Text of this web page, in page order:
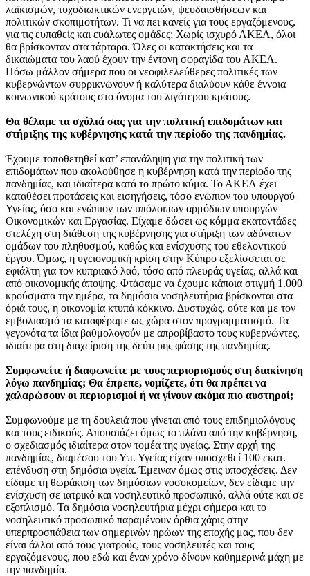
λαϊκισμών, τυχοδιωκτικών ενεργειών, ψευδαισθήσεων και
πολιτικών σκοπιμοτήτων. Τι να πει κανείς για τους εργαζόμενους,
για τις ευπαθείς και ευάλωτες ομάδες; Χωρίς ισχυρό ΑΚΕΛ, όλοι
θα βρίσκονταν στα τάρταρα. Όλες οι κατακτήσεις και τα
δικαιώματα του λαού έχουν την έντονη σφραγίδα του ΑΚΕΛ.
Πόσω μάλλον σήμερα που οι νεοφιλελεύθερες πολιτικές των
κυβερνώντων συρρικνώνουν ή καλύτερα διαλύουν κάθε έννοια
κοινωνικού κράτους στο όνομα του λιγότερου κράτους.
Θα θέλαμε τα σχόλιά σας για την πολιτική επιδομάτων και
στήριξης της κυβέρνησης κατά την περίοδο της πανδημίας.
Έχουμε τοποθετηθεί κατ’ επανάληψη για την πολιτική των
επιδομάτων που ακολούθησε η κυβέρνηση κατά την περίοδο της
πανδημίας, και ιδιαίτερα κατά το πρώτο κύμα. Το ΑΚΕΛ έχει
καταθέσει προτάσεις και εισηγήσεις, τόσο ενώπιον του υπουργού
Υγείας, όσο και ενώπιον των υπόλοιπων αρμόδιων υπουργών
Οικονομικών και Εργασίας. Είχαμε δώσει ως κόμμα εκατοντάδες
στελέχη στη διάθεση της κυβέρνησης για στήριξη των αδύνατων
ομάδων του πληθυσμού, καθώς και ενίσχυσης του εθελοντικού
έργου. Όμως, η υγειονομική κρίση στην Κύπρο εξελίσσεται σε
εφιάλτη για τον κυπριακό λαό, τόσο από πλευράς υγείας, αλλά και
από οικονομικής άποψης. Φτάσαμε να έχουμε κάποια στιγμή 1.000
κρούσματα την ημέρα, τα δημόσια νοσηλευτήρια βρίσκονται στα
όριά τους, η οικονομία κτυπά κόκκινο. Δυστυχώς, ούτε και με τον
εμβολιασμό τα καταφέραμε ως χώρα στον προγραμματισμό. Τα
γεγονότα τα ίδια βαθμολογούν με απροβίβαστο τους κυβερνώντες,
ιδιαίτερα στη διαχείριση της δεύτερης φάσης της πανδημίας.
Συμφωνείτε ή διαφωνείτε με τους περιορισμούς στη διακίνηση
λόγω πανδημίας; Θα έπρεπε, νομίζετε, ότι θα πρέπει να
χαλαρώσουν οι περιορισμοί ή να γίνουν ακόμα πιο αυστηροί;
Συμφωνούμε με τη δουλειά που γίνεται από τους επιδημιολόγους
και τους ειδικούς. Απουσιάζει όμως το πλάνο από την κυβέρνηση,
ο σχεδιασμός ιδιαίτερα στον τομέα της υγείας. Στην αρχή της
πανδημίας, διαμέσου του Υπ. Υγείας είχαν υποσχεθεί 100 εκατ.
επένδυση στη δημόσια υγεία. Έμειναν όμως στις υποσχέσεις. Δεν
είδαμε τη θωράκιση των δημόσιων νοσοκομείων, δεν είδαμε την
ενίσχυση σε ιατρικό και νοσηλευτικό προσωπικό, αλλά ούτε και σε
εξοπλισμό. Τα δημόσια νοσηλευτήρια μέχρι σήμερα και το
νοσηλευτικό προσωπικό παραμένουν όρθια χάρις στην
υπερπροσπάθεια των σημερινών ηρώων της εποχής μας, που δεν
είναι άλλοι από τους γιατρούς, τους νοσηλευτές και τους
εργαζόμενους, που εδώ και έναν χρόνο δίνουν καθημερινά μάχη με
την πανδημία.